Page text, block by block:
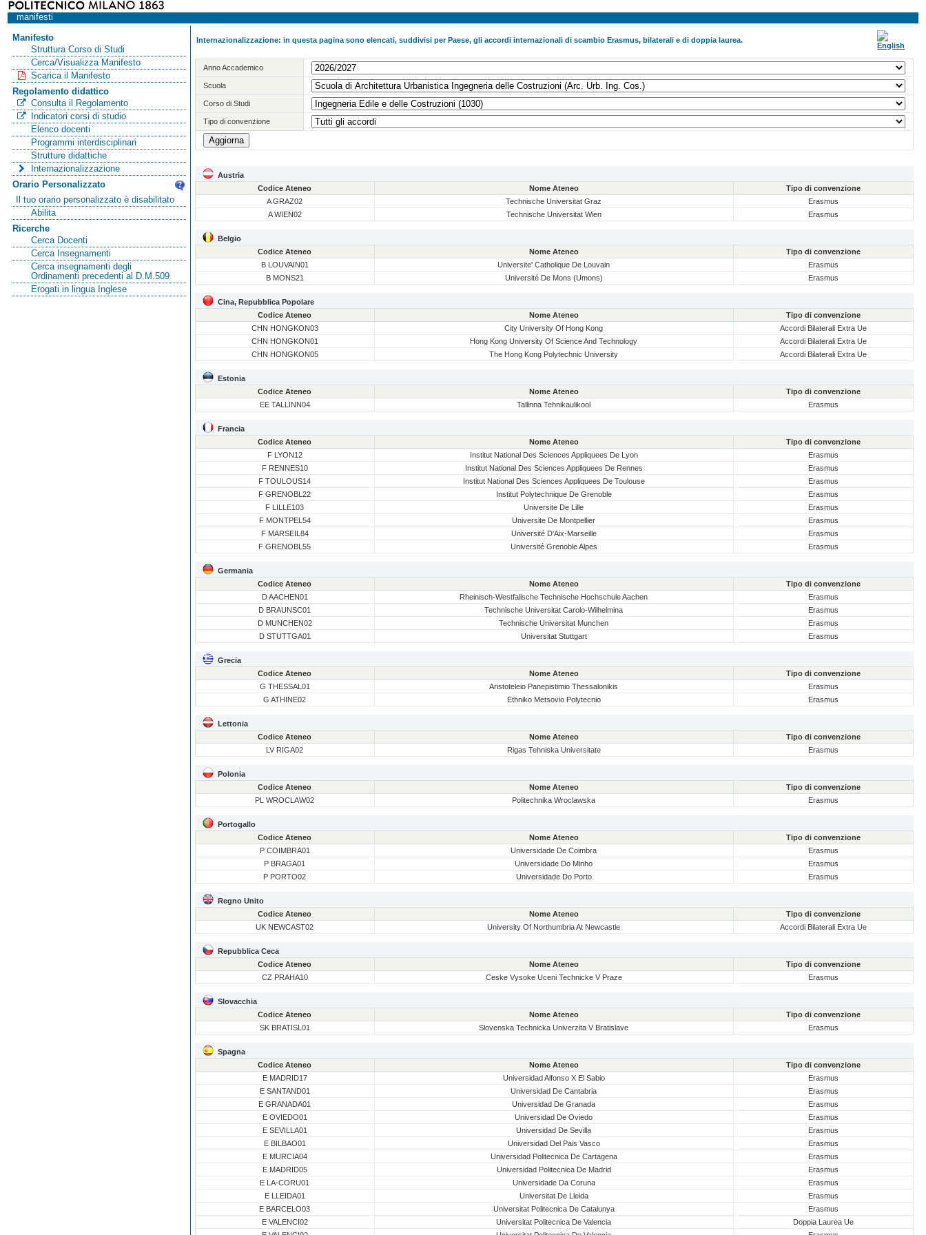
manifesti
Manifesto
Struttura Corso di Studi
Cerca/Visualizza Manifesto
Scarica il Manifesto
Regolamento didattico
Consulta il Regolamento
Indicatori corsi di studio
Elenco docenti
Programmi interdisciplinari
Strutture didattiche
Internazionalizzazione
Orario Personalizzato
Il tuo orario personalizzato è disabilitato
Abilita
Ricerche
Cerca Docenti
Cerca Insegnamenti
Cerca insegnamenti degli
Ordinamenti precedenti al D.M.509
Erogati in lingua Inglese
Internazionalizzazione: in questa pagina sono elencati, suddivisi per Paese, gli accordi internazionali di scambio Erasmus, bilaterali e di doppia laurea.
Anno Accademico
Scuola
Corso di Studi
Tipo di convenzione
Austria
Codice Ateneo
Nome Ateneo
Tipo di convenzione
A GRAZ02
Technische Universitat Graz
Erasmus
A WIEN02
Technische Universitat Wien Erasmus
Belgio
Codice Ateneo
Nome Ateneo
Tipo di convenzione
B LOUVAIN01
Universite' Catholique De Louvain
Erasmus
B MONS21
Université De Mons (Umons) Erasmus
Cina, Repubblica Popolare
Codice Ateneo
Nome Ateneo
Tipo di convenzione
CHN HONGKON03
City University Of Hong Kong
Accordi Bilaterali Extra Ue
CHN HONGKON01
Hong Kong University Of Science And Technology
Accordi Bilaterali Extra Ue
CHN HONGKON05
The Hong Kong Polytechnic University Accordi Bilaterali Extra Ue
Estonia
Codice Ateneo
Nome Ateneo
Tipo di convenzione
EE TALLINN04
Tallinna Tehnikaulikool Erasmus
Francia
Codice Ateneo
Nome Ateneo
Tipo di convenzione
F LYON12
Institut National Des Sciences Appliquees De Lyon
Erasmus
F RENNES10
Institut National Des Sciences Appliquees De Rennes
Erasmus
F TOULOUS14
Institut National Des Sciences Appliquees De Toulouse
Erasmus
F GRENOBL22
Institut Polytechnique De Grenoble
Erasmus
F LILLE103
Universite De Lille
Erasmus
F MONTPEL54
Universite De Montpellier
Erasmus
F MARSEIL84
Université D'Aix-Marseille
Erasmus
F GRENOBL55
Université Grenoble Alpes Erasmus
Germania
Codice Ateneo
Nome Ateneo
Tipo di convenzione
D AACHEN01
Rheinisch-Westfalische Technische Hochschule Aachen
Erasmus
D BRAUNSC01
Technische Universitat Carolo-Wilhelmina
Erasmus
D MUNCHEN02
Technische Universitat Munchen
Erasmus
D STUTTGA01
Universitat Stuttgart Erasmus
Grecia
Codice Ateneo
Nome Ateneo
Tipo di convenzione
G THESSAL01
Aristoteleio Panepistimio Thessalonikis
Erasmus
G ATHINE02
Ethniko Metsovio Polytecnio Erasmus
Lettonia
Codice Ateneo
Nome Ateneo
Tipo di convenzione
LV RIGA02
Rigas Tehniska Universitate Erasmus
Polonia
Codice Ateneo
Nome Ateneo
Tipo di convenzione
PL WROCLAW02
Politechnika Wroclawska Erasmus
Portogallo
Codice Ateneo
Nome Ateneo
Tipo di convenzione
P COIMBRA01
Universidade De Coimbra
Erasmus
P BRAGA01
Universidade Do Minho
Erasmus
P PORTO02
Universidade Do Porto Erasmus
Regno Unito
Codice Ateneo
Nome Ateneo
Tipo di convenzione
UK NEWCAST02
University Of Northumbria At Newcastle Accordi Bilaterali Extra Ue
Repubblica Ceca
Codice Ateneo
Nome Ateneo
Tipo di convenzione
CZ PRAHA10
Ceske Vysoke Uceni Technicke V Praze Erasmus
Slovacchia
Codice Ateneo
Nome Ateneo
Tipo di convenzione
SK BRATISL01
Slovenska Technicka Univerzita V Bratislave Erasmus
Spagna
Codice Ateneo
Nome Ateneo
Tipo di convenzione
E MADRID17
Universidad Alfonso X El Sabio
Erasmus
E SANTAND01
Universidad De Cantabria
Erasmus
E GRANADA01
Universidad De Granada
Erasmus
E OVIEDO01
Universidad De Oviedo
Erasmus
E SEVILLA01
Universidad De Sevilla
Erasmus
E BILBAO01
Universidad Del Pais Vasco
Erasmus
E MURCIA04
Universidad Politecnica De Cartagena
Erasmus
E MADRID05
Universidad Politecnica De Madrid
Erasmus
E LA-CORU01
Universidade Da Coruna
Erasmus
E LLEIDA01
Universitat De Lleida
Erasmus
E BARCELO03
Universitat Politecnica De Catalunya
Erasmus
E VALENCI02
Universitat Politecnica De Valencia
Doppia Laurea Ue